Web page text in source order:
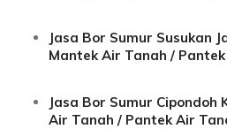
Jasa Bor Sumur Susukan
Mantek Air Tanah /
Jasa Bor Sumur
Air Tanah / Pantek Air